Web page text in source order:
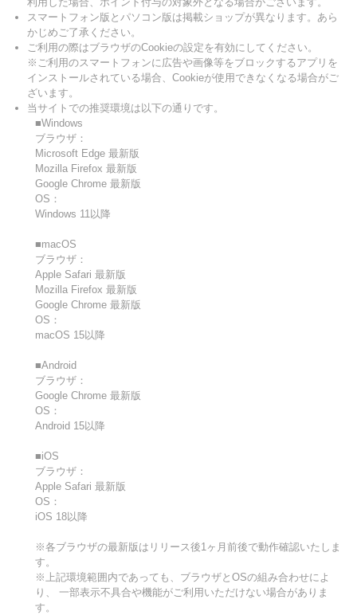
スマートフォン版とパソコン版は掲載ショップが異なります。あら
かじめご了承ください。
ご利用の際はブラウザのCookieの設定を有効にしてください。
※ご利用のスマートフォンに広告や画像等をブロックするアプリを
インストールされている場合、Cookieが使用できなくなる場合がご
ざいます。
当サイトでの推奨環境は以下の通りです。
■Windows
ブラウザ：
Microsoft Edge 最新版
Mozilla Firefox 最新版
Google Chrome 最新版
OS：
Windows 11以降
■macOS
ブラウザ：
Apple Safari 最新版
Mozilla Firefox 最新版
Google Chrome 最新版
OS：
macOS 15以降
■Android
ブラウザ：
Google Chrome 最新版
OS：
Android 15以降
■iOS
ブラウザ：
Apple Safari 最新版
OS：
iOS 18以降
※各ブラウザの最新版はリリース後1ヶ月前後で動作確認いたしま
す。
※上記環境範囲内であっても、ブラウザとOSの組み合わせによ
り、 一部表示不具合や機能がご利用いただけない場合がありま
す。